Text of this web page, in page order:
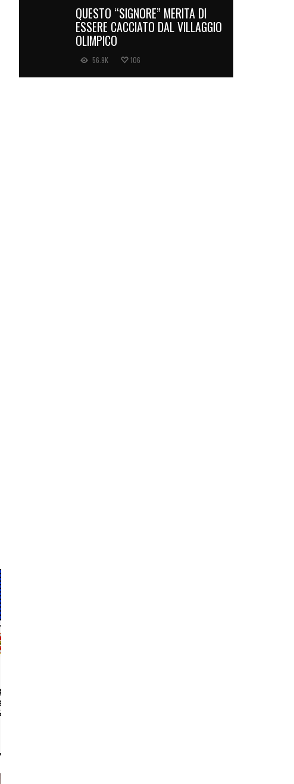
QUESTO “SIGNORE” MERITA DI
ESSERE CACCIATO DAL VILLAGGIO
OLIMPICO
56.9K 106